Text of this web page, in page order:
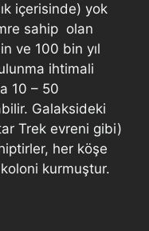
içerisinde) yok
sahip olan
ve 100 bin yıl
ihtimali
10 – 50
Galaksideki
Trek evreni gibi)
her köşe
kurmuştur.